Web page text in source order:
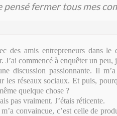
pensé fermer tous mes
des amis entrepreneurs dans
J’ai commencé à enquêter un
discussion passionnante. Il
les réseaux sociaux. Et puis,
quelque chose ?
pas vraiment. J’étais réticente.
convaincue, c’est celle de